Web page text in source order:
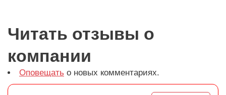
Читать отзывы о
компании
Оповещать о новых комментариях.